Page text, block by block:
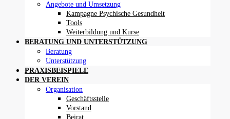
Angebote und Umsetzung
Kampagne Psychische Gesundheit
Tools
Weiterbildung und Kurse
BERATUNG UND UNTERSTÜTZUNG
Beratung
Unterstützung
PRAXISBEISPIELE
DER VEREIN
Organisation
Geschäftsstelle
Vorstand
Beirat